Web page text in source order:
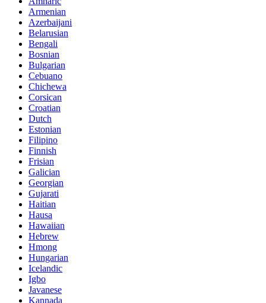
Armenian
Azerbaijani
Belarusian
Bengali
Bosnian
Bulgarian
Cebuano
Chichewa
Corsican
Croatian
Dutch
Estonian
Filipino
Finnish
Frisian
Galician
Georgian
Gujarati
Haitian
Hausa
Hawaiian
Hebrew
Hmong
Hungarian
Icelandic
Igbo
Javanese
Kannada